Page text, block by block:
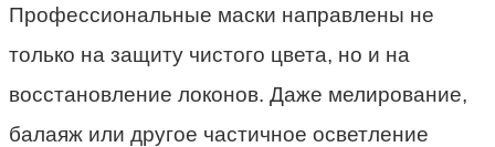
Профессиональные маски направлены не
только на защиту чистого цвета, но и на
восстановление локонов. Даже мелирование,
балаяж или другое частичное осветление